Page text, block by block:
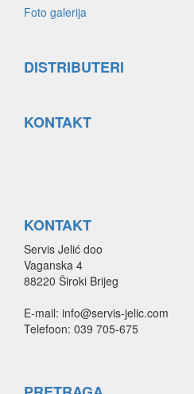
Foto galerija
DISTRIBUTERI
KONTAKT
KONTAKT
Servis Jelić doo
Vaganska 4
88220 Široki Brijeg
E-mail: info@servis-jelic.com
Telefoon: 039 705-675